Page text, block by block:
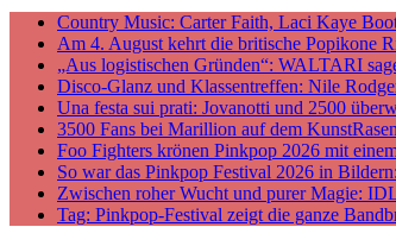
Teilen
Country Music: Carter Faith, Laci Kaye
Am 4. August kehrt die britische Popikone
„Aus logistischen Gründen“: WALTARI
Disco-Glanz und Klassentreffen: Nile
Una festa sui prati: Jovanotti und 2500
3500 Fans bei Marillion auf dem
Foo Fighters krönen Pinkpop 2026 mit
So war das Pinkpop Festival 2026 in
Zwischen roher Wucht und purer Magie:
Tag: Pinkpop-Festival zeigt die ganze